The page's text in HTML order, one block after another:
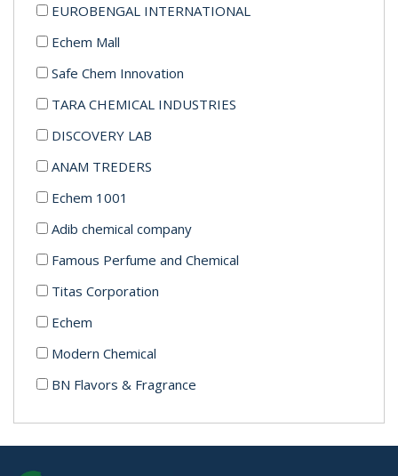
EUROBENGAL INTERNATIONAL
Echem Mall
Safe Chem Innovation
TARA CHEMICAL INDUSTRIES
DISCOVERY LAB
ANAM TREDERS
Echem 1001
Adib chemical company
Famous Perfume and Chemical
Titas Corporation
Echem
Modern Chemical
BN Flavors & Fragrance
Yeasin Enterprise